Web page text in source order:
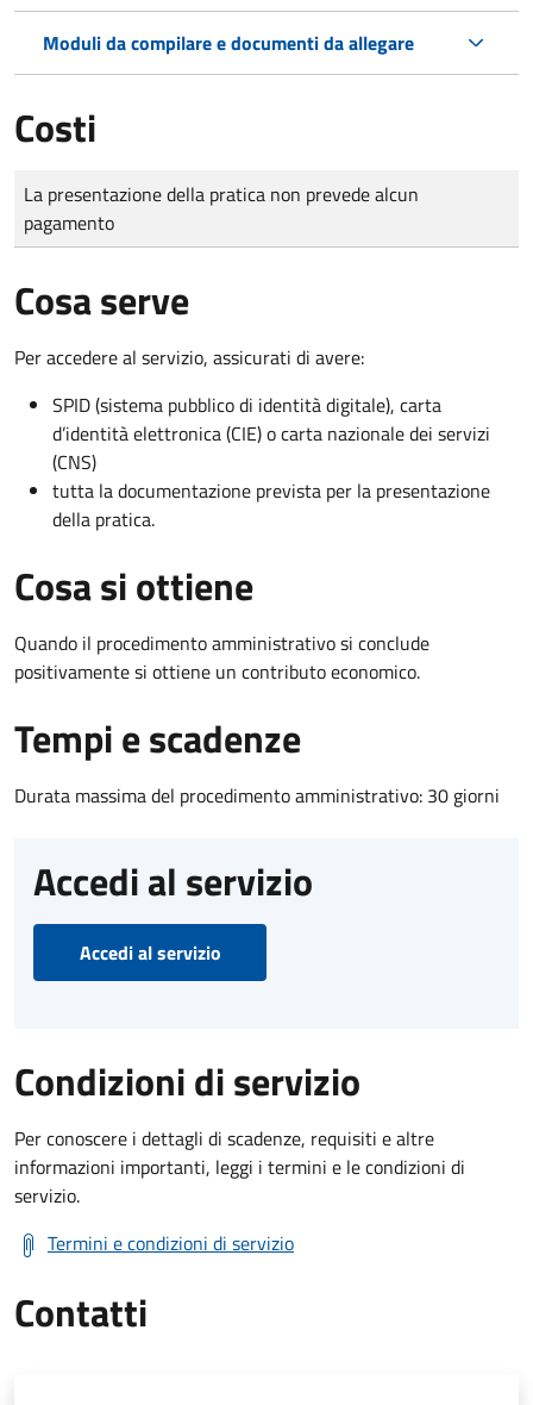
Moduli da compilare e documenti da allegare
Costi
Tipo di pagamento
Importo
La presentazione della pratica non prevede alcun
pagamento
Cosa serve
Per accedere al servizio, assicurati di avere:
SPID (sistema pubblico di identità digitale), carta
d’identità elettronica (CIE) o carta nazionale dei servizi
(CNS)
tutta la documentazione prevista per la presentazione
della pratica.
Cosa si ottiene
Quando il procedimento amministrativo si conclude
positivamente si ottiene un contributo economico.
Tempi e scadenze
Durata massima del procedimento amministrativo: 30 giorni
Accedi al servizio
Accedi al servizio
Condizioni di servizio
Per conoscere i dettagli di scadenze, requisiti e altre
informazioni importanti, leggi i termini e le condizioni di
servizio.
Termini e condizioni di servizio
Contatti